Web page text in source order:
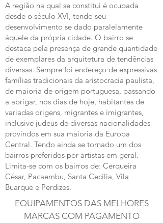
A região na qual se constitui é ocupada
desde o século XVI, tendo seu
desenvolvimento se dado paralelamente
àquele da própria cidade. O bairro se
destaca pela presença de grande quantidade
de exemplares da arquitetura de tendências
diversas. Sempre foi endereço de expressivas
famílias tradicionais da aristocracia paulista,
de maioria de origem portuguesa, passando
a abrigar, nos dias de hoje, habitantes de
variadas origens, migrantes e imigrantes,
inclusive judeus de diversas nacionalidades
provindos em sua maioria da Europa
Central. Tendo ainda se tornado um dos
bairros preferidos por artistas em geral.
Limita-se com os bairros de: Cerqueira
César, Pacaembu, Santa Cecília, Vila
Buarque e Perdizes.
EQUIPAMENTOS DAS MELHORES
MARCAS COM PAGAMENTO